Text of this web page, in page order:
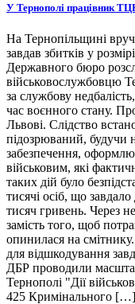
У Тернополі працівник
На Тернопільщині
завдав збитків у
Державного бюро
військовослужбовцю
за службову
час воєнного стану.
Львові. Слідство
підозрюваний, будучи
забезпечення,
військовим, які
таких дій було
тисячі осіб, що
тисяч гривень. Через
замість того, щоб
опинилася на
для відшкодування
ДБР проводили
Тернополі "Дії
425 Кримінального […]